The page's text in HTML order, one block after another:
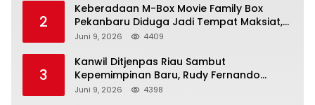
2
Keberadaan M-Box Movie Family Box
Pekanbaru Diduga Jadi Tempat Maksiat,
Warga Resah Minta Pemerintah Lakukan
Juni 9, 2026 4409
3
Kanwil Ditjenpas Riau Sambut
Kepemimpinan Baru, Rudy Fernando
Sianturi Resmi Menjabat Kakanwil
Juni 9, 2026 4398